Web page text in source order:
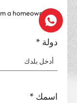
I'm a homeowner
دولة *
اسمك*